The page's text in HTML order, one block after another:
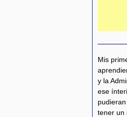
Mis
y la
ese
tener un